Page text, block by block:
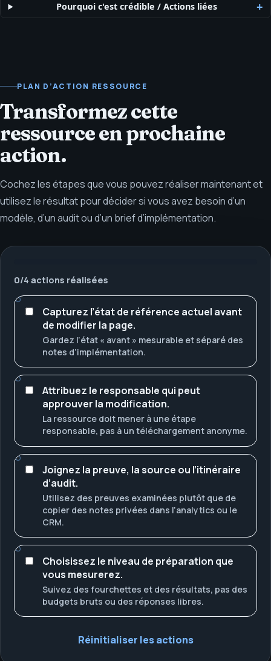
Pourquoi c'est crédible /Actions liées
PLAN D’ACTION RESSOURCE
Transformez cette
ressource en prochaine
action.
Cochez les étapes que vous pouvez réaliser maintenant et
utilisez le résultat pour décider si vous avez besoin d’un
modèle, d’un audit ou d’un brief d’implémentation.
0/4 actions réalisées
Capturez l’état de référence actuel avant
de modifier la page.
Gardez l’état « avant » mesurable et séparé des
notes d’implémentation.
Attribuez le responsable qui peut
approuver la modification.
La ressource doit mener à une étape
responsable, pas à un téléchargement anonyme.
Joignez la preuve, la source ou l’itinéraire
d’audit.
Utilisez des preuves examinées plutôt que de
copier des notes privées dans l’analytics ou le
CRM.
Choisissez le niveau de préparation que
vous mesurerez.
Suivez des fourchettes et des résultats, pas des
budgets bruts ou des réponses libres.
Réinitialiser les actions